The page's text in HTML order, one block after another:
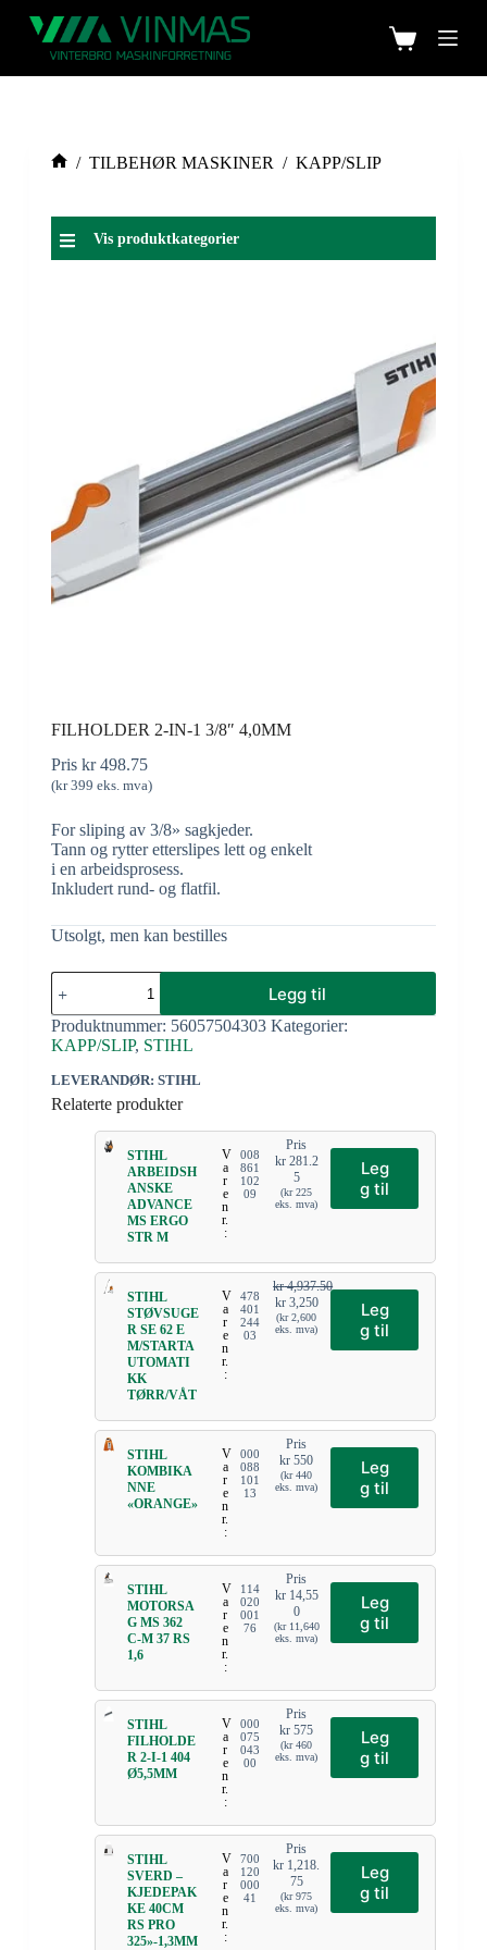
/ TILBEHØR MASKINER / KAPP/SLIP
Vis produktkategorier
FILHOLDER 2-IN-1 3/8″ 4,0MM
Pris kr498.75
(kr399 eks. mva)
For sliping av 3/8» sagkjeder.
Tann og rytter etterslipes lett og enkelt
i en arbeidsprosess.
Inkludert rund- og flatfil.
Utsolgt, men kan bestilles
Legg til
Produktnummer: 56057504303 Kategorier:
KAPP/SLIP, STIHL
LEVERANDØR: STIHL
Relaterte produkter
STIHL
ARBEIDSH
ANSKE
ADVANCE
MS ERGO
STR M
V
a
r
e
n
r.
:
008
861
102
09
Pris
kr281.2
5
(kr225
eks. mva)
Leg
g til
STIHL
STØVSUGE
R SE 62 E
M/STARTA
UTOMATI
KK
TØRR/VÅT
V
a
r
e
n
r.
:
478
401
244
03
kr4,937.50
kr3,250
(kr2,600
eks. mva)
Leg
g til
STIHL
KOMBIKA
NNE
«ORANGE»
V
a
r
e
n
r.
:
000
088
101
13
Pris
kr 550
(kr440
eks. mva)
Leg
g til
STIHL
MOTORSA
G MS 362
C-M 37 RS
1,6
V
a
r
e
n
r.
:
114
020
001
76
Pris
kr14,55
0
(kr11,640
eks. mva)
Leg
g til
STIHL
FILHOLDE
R 2-I-1 404
Ø5,5MM
V
a
r
e
n
r.
:
000
075
043
00
Pris
kr 575
(kr460
eks. mva)
Leg
g til
STIHL
SVERD –
KJEDEPAK
KE 40CM
RS PRO
325»-1,3MM
V
a
r
e
n
r.
:
700
120
000
41
Pris
kr 1,218.
75
(kr975
eks. mva)
Leg
g til